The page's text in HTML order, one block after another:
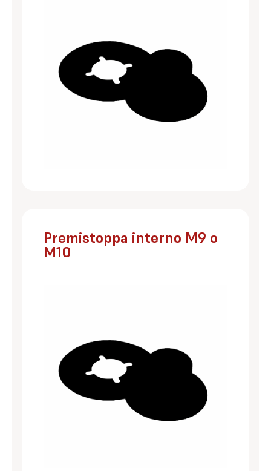
Premistoppa interno M9 o
M10